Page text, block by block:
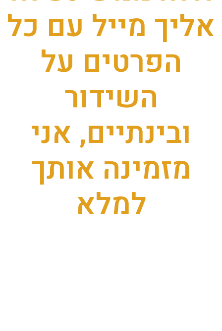
אליך מייל עם כל
הפרטים על
השידור
ובינתיים, אני
מזמינה אותך
למלא